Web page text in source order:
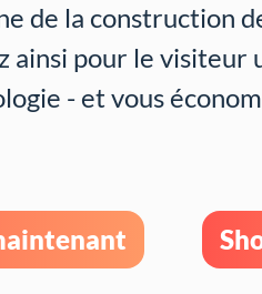
de la construction
ainsi pour le visiteur
- et vous